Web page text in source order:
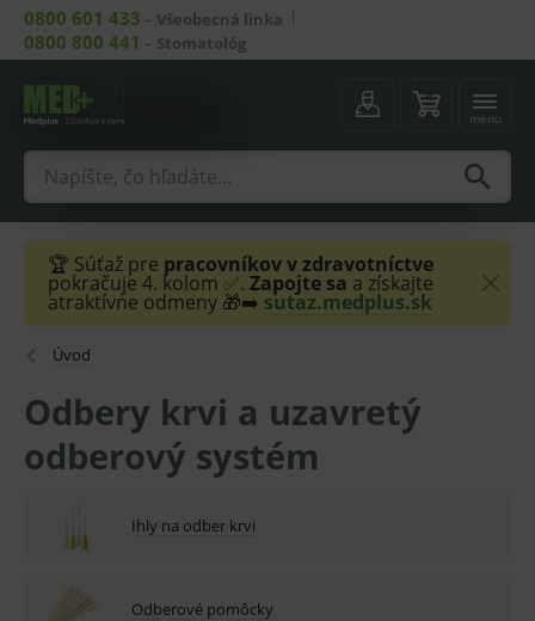
0800 601 433 – Všeobecná linka
0800 800 441 – Stomatológ
menu
🏆 Súťaž pre pracovníkov v zdravotníctve
pokračuje 4. kolom ✅. Zapojte sa a získajte
atraktívne odmeny 🎁➡️ sutaz.medplus.sk
Úvod
Odbery krvi a uzavretý
odberový systém
Ihly na odber krvi
Odberové pomôcky